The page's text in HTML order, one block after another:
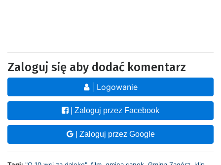
Zaloguj się aby dodać komentarz
| Logowanie
| Zaloguj przez Facebook
| Zaloguj przez Google